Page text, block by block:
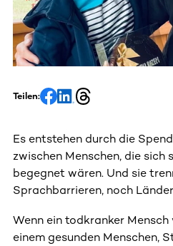
Teilen:
Es entstehen durch die
zwischen Menschen, die sich
begegnet wären. Und sie
Sprachbarrieren, noch
Wenn ein todkranker Mensch
einem gesunden Menschen,